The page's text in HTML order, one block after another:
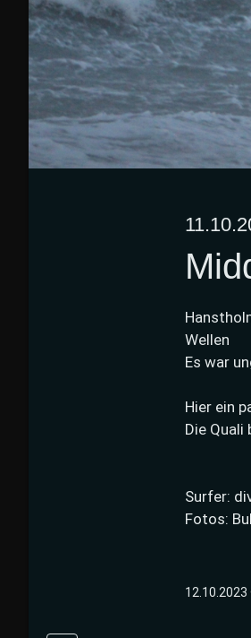
Wellen
Es war
Hier ein
Die Quali
Surfer:
Fotos: